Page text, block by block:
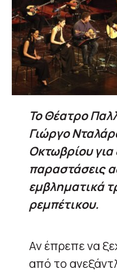
Το Θέατρο
Γιώργο
Οκτωβρίου
παραστάσεις
εμβληματικά
ρεμπέτικου.
Αν έπρεπε να
από το